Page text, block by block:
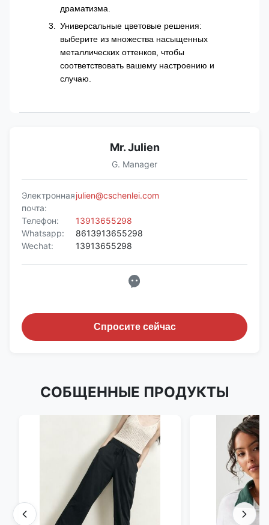
драматизма.
Универсальные цветовые решения:
выберите из множества насыщенных
металлических оттенков, чтобы
соответствовать вашему настроению и
случаю.
Mr. Julien
G. Manager
Электронная
почта:
julien@cschenlei.com
Телефон:
13913655298
Whatsapp:
8613913655298
Wechat:
13913655298
Спросите сейчас
СОБЩЕННЫЕ ПРОДУКТЫ